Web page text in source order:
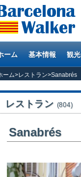
ーム 基本情報 観光
ーム>レストラン>Sanabrés
レストラン (804)
Sanabrés